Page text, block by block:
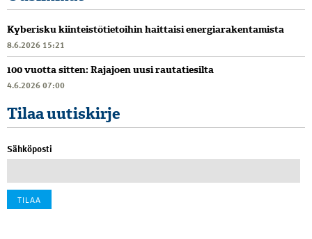
Kyberisku kiinteistötietoihin haittaisi energiarakentamista
8.6.2026 15:21
100 vuotta sitten: Rajajoen uusi rautatiesilta
4.6.2026 07:00
Tilaa uutiskirje
Sähköposti